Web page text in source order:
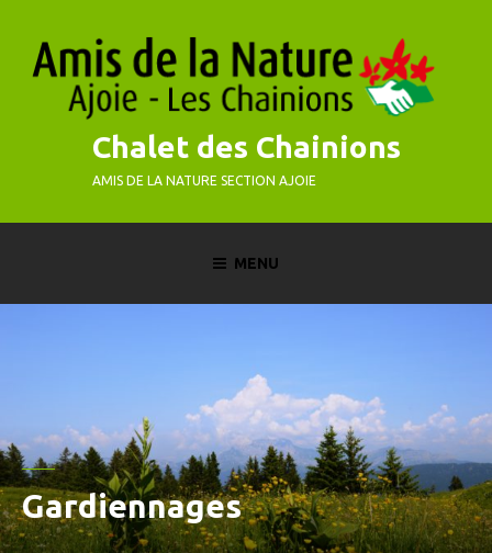
content
Chalet des Chainions
AMIS DE LA NATURE SECTION AJOIE
MENU
Gardiennages